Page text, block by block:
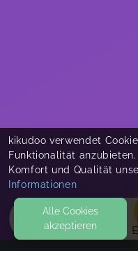
kikudoo verwendet
Funktionalität
Komfort und Qualität
Informationen
Alle Cookies
akzeptieren